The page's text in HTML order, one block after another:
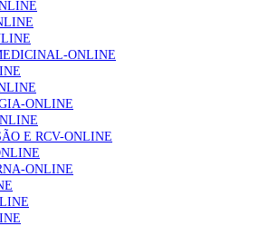
Forense. “Da urgência ao tribunal, cada
cada profissional faz a diferença”
de utentes podem ficar sem médico de
regras do registo, alerta associação
ONLINE
ONLINE
E RCV-ONLINE
ONLINE